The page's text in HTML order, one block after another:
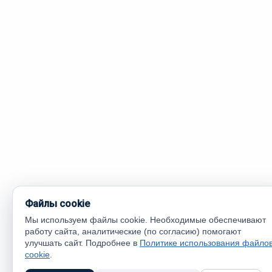
Файлы cookie
Мы используем файлы cookie. Необходимые обеспечивают
работу сайта, аналитические (по согласию) помогают
улучшать сайт. Подробнее в Политике использования
cookie